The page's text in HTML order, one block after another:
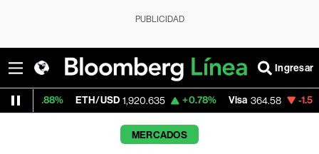
PUBLICIDAD
Ingresar
ETH/USD 1,920.635 +0.78% Visa 364.58 -1.59%
MERCADOS